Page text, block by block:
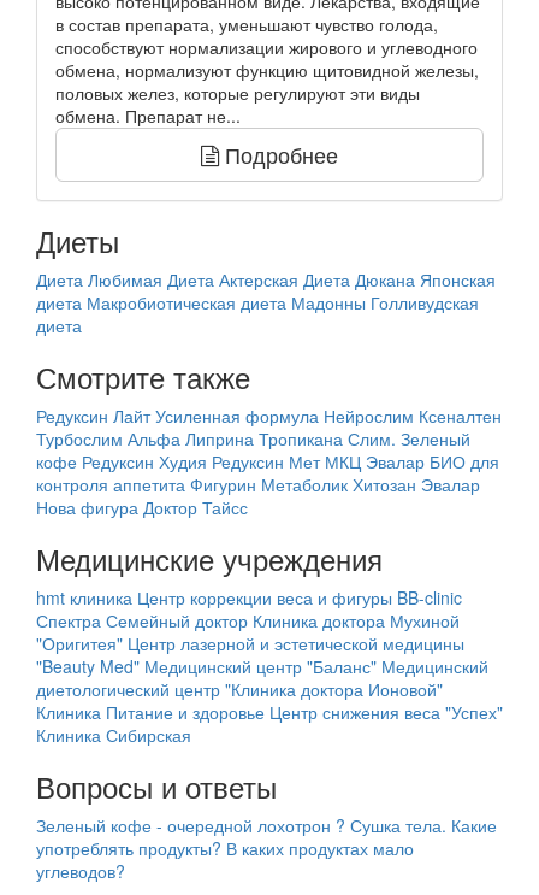
в состав препарата, уменьшают чувство голода,
способствуют нормализации жирового и углеводного
обмена, нормализуют функцию щитовидной железы,
половых желез, которые регулируют эти виды
обмена. Препарат не...
Подробнее
Диеты
Диета Любимая Диета Актерская Диета Дюкана Японская
диета Макробиотическая диета Мадонны Голливудская
диета
Смотрите также
Редуксин Лайт Усиленная формула Нейрослим Ксеналтен
Турбослим Альфа Липрина Тропикана Слим. Зеленый
кофе Редуксин Худия Редуксин Мет МКЦ Эвалар БИО для
контроля аппетита Фигурин Метаболик Хитозан Эвалар
Нова фигура Доктор Тайсс
Медицинские учреждения
hmt клиника Центр коррекции веса и фигуры BB-clinic
Спектра Семейный доктор Клиника доктора Мухиной
"Оригитея" Центр лазерной и эстетической медицины
"Beauty Med" Медицинский центр "Баланс" Медицинский
диетологический центр "Клиника доктора Ионовой"
Клиника Питание и здоровье Центр снижения веса "Успех"
Клиника Сибирская
Вопросы и ответы
Зеленый кофе - очередной лохотрон ? Сушка тела. Какие
употреблять продукты? В каких продуктах мало
углеводов?